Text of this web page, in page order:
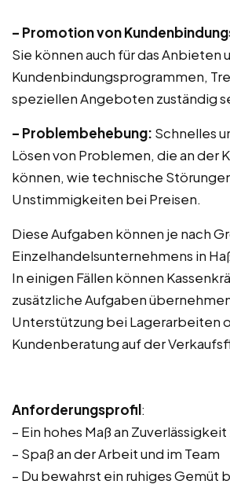
– Promotion von
Sie können auch für das Anbieten
Kundenbindungsprogrammen,
speziellen Angeboten zuständig
– Problembehebung: Schnelles
Lösen von Problemen, die an der
können, wie technische
Unstimmigkeiten bei Preisen.
Diese Aufgaben können je nach
Einzelhandelsunternehmens in
In einigen Fällen können
zusätzliche Aufgaben
Unterstützung bei Lagerarbeiten
Kundenberatung auf der
Anforderungsprofil:
– Ein hohes Maß an
– Spaß an der Arbeit und im Team
– Du bewahrst ein ruhiges Gemüt